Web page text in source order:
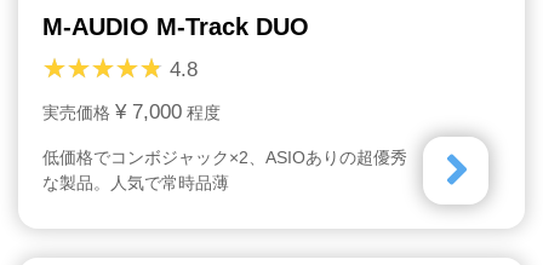
M-AUDIO M-Track DUO
4.8
実売価格 ¥ 7,000 程度
低価格でコンボジャック×2、ASIOありの超優秀
な製品。人気で常時品薄